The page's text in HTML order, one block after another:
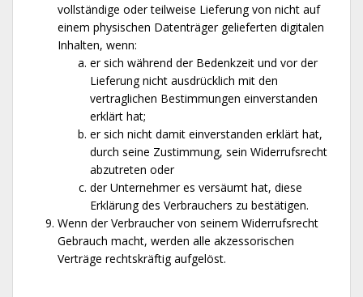
vollständige oder teilweise Lieferung von nicht auf
einem physischen Datenträger gelieferten digitalen
Inhalten, wenn:
er sich während der Bedenkzeit und vor der
Lieferung nicht ausdrücklich mit den
vertraglichen Bestimmungen einverstanden
erklärt hat;
er sich nicht damit einverstanden erklärt hat,
durch seine Zustimmung, sein Widerrufsrecht
abzutreten oder
der Unternehmer es versäumt hat, diese
Erklärung des Verbrauchers zu bestätigen.
Wenn der Verbraucher von seinem Widerrufsrecht
Gebrauch macht, werden alle akzessorischen
Verträge rechtskräftig aufgelöst.